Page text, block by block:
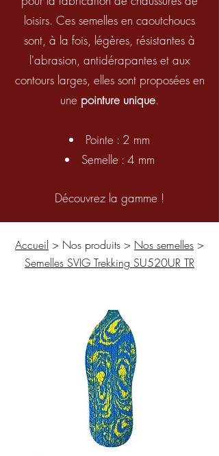
loisirs. Ces semelles en caoutchoucs
sont, à la fois, légères, résistantes à
l'abrasion, antidérapantes et aux
contours larges, elles sont proposées en
une pointure unique.
Pointe : 2 mm
Semelle : 4 mm
Découvrez la gamme !
Accueil > Nos produits > Nos semelles >
Semelles SVIG Trekking SU520UR TR